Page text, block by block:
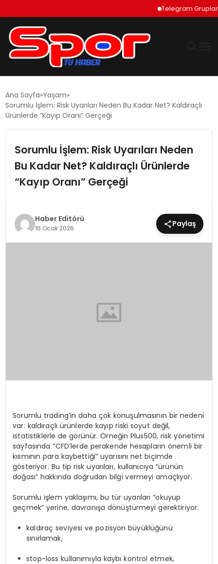
Telegram Grupları
DÜNYA
SIYASET
TEKNOLOJI
EĞITIM
MAGAZIN
Ana Sayfa Yaşam
Sorumlu İşlem: Risk Uyarıları Neden Bu Kadar Net? Kaldıraçlı
Ürünlerde “Kayıp Oranı” Gerçeği
Sorumlu İşlem: Risk Uyarıları Neden
Bu Kadar Net? Kaldıraçlı Ürünlerde
“Kayıp Oranı” Gerçeği
Haber Editörü
16 Ocak 2026 Paylaş
Sorumlu trading’in daha çok konuşulmasının bir nedeni
var: kaldıraçlı ürünlerde kayıp riski soyut değil,
istatistiklerle de görünür. Örneğin Plus500, risk yönetimi
sayfasında “CFD’lerde perakende hesapların önemli bir
kısmının para kaybettiği” uyarısını net biçimde
gösteriyor. Bu tip risk uyarıları, kullanıcıya “ürünün
doğası” hakkında doğrudan bilgi vermeyi amaçlıyor.
Sorumlu işlem yaklaşımı, bu tür uyarıları “okuyup
geçmek” yerine, davranışa dönüştürmeyi gerektiriyor:
kaldıraç seviyesi ve pozisyon büyüklüğünü
sınırlamak,
stop-loss kullanımıyla kaybı kontrol etmek,